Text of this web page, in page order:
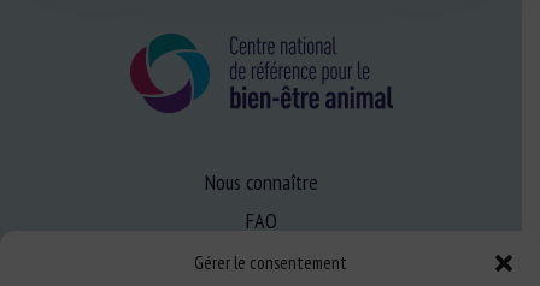
Gérer le consentement
Nous connaître
FAQ